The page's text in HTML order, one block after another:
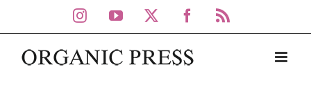
to
content
Instagram
YouTube Facebook